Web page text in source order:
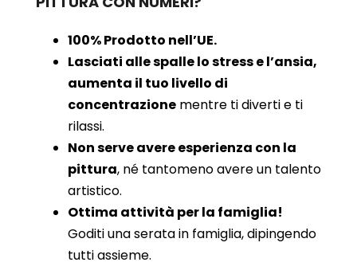
100% Prodotto nell’UE.
Lasciati alle spalle lo stress e l’ansia,
aumenta il tuo livello di
concentrazione mentre ti diverti e ti
rilassi.
Non serve avere esperienza con la
pittura, né tantomeno avere un talento
artistico.
Ottima attività per la famiglia!
Goditi una serata in famiglia, dipingendo
tutti assieme.